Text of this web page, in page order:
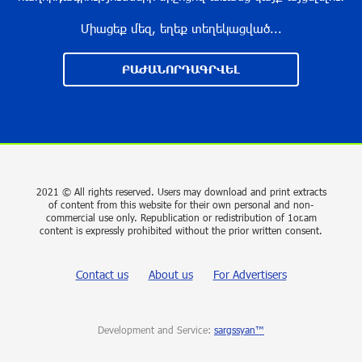
With a Mission to Preserve Armenian Heritage:
AraratBank Sponsors the "Artsakh" Orchestra
Concert
Andron Participates in the Tomorrow Mobility
World Congress 2024: Driving Innovation in E-
launched in China with performance by “Music for
Միացեք մեզ, եղեք տեղեկացված...
ԲԱԺԱՆՈՐԴԱԳՐՎԵԼ
2021 © All rights reserved. Users may download and print extracts
of content from this website for their own personal and non-
commercial use only. Republication or redistribution of 1or.am
content is expressly prohibited without the prior written consent.
Contact us About us For Advertisers
Development and Service: sargssyan™